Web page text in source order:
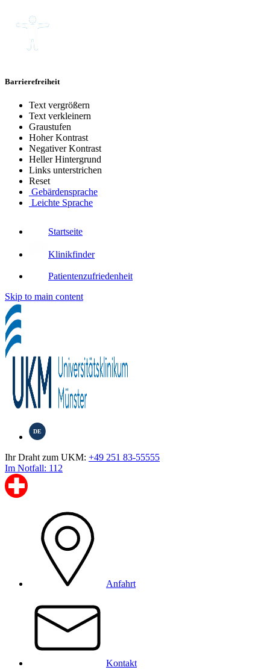
Barrierefreiheit
Text vergrößern
Text verkleinern
Graustufen
Hoher Kontrast
Negativer Kontrast
Heller Hintergrund
Links unterstrichen
Reset
Gebärdensprache
Leichte Sprache
Startseite
Klinikfinder
Patientenzufriedenheit
Skip to main content
DE
Ihr Draht zum UKM: +49 251 83-55555
Im Notfall: 112
Anfahrt
Kontakt